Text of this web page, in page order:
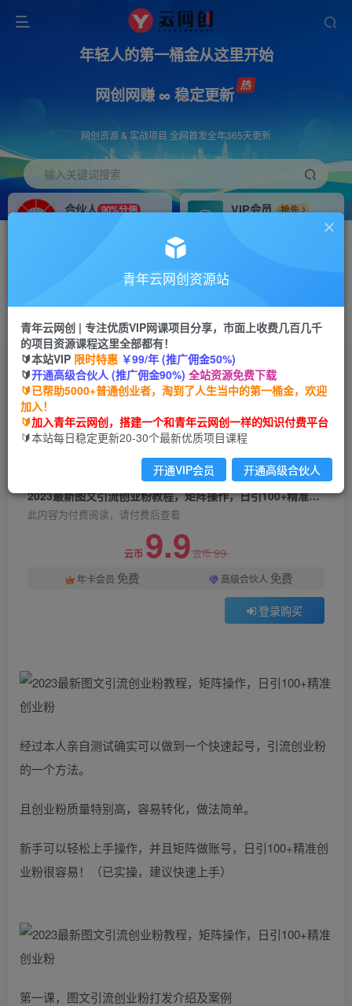
年轻人的第一桶金从这里开始
网创网赚 ∞ 稳定更新
网创资源 & 实战项目 全网首发全年365天更新
输入关键词搜索
合伙人 90%分佣
VIP会员
抢先
搭建同款网站，自己当老板
首页 创业课程 会员免费 正文
2023最新图文引流创业粉教程，矩阵操作，日引
100+精准创业粉
青年云网创
2年前发布
关注 私信
2023最新图文引流创业粉教程，矩阵操作，日引100+精准创业粉
此内容为付费阅读，请付费后查看
云币 9.9云币99
年卡会员 免费 高级合伙人 免费
登录购买
经过本人亲自测试确实可以做到一个快速起号，引流创业粉
的一个方法。
且创业粉质量特别高，容易转化，做法简单。
新手可以轻松上手操作，并且矩阵做账号，日引100+精准创
业粉很容易！（已实操，建议快速上手）
第一课，图文引流创业粉打发介绍及案例
青年云网创资源站
青年云网创 | 专注优质VIP网课项目分享，市面上收费几百几千
的项目资源课程这里全部都有！
🔰本站VIP 限时特惠 ￥99/年 (推广佣金50%)
🔰开通高级合伙人 (推广佣金90%) 全站资源免费下载
🔰已帮助5000+普通创业者，淘到了人生当中的第一桶金，欢迎
加入！
🔰加入青年云网创，搭建一个和青年云网创一样的知识付费平台
🔰本站每日稳定更新20-30个最新优质项目课程
开通VIP会员 开通高级合伙人